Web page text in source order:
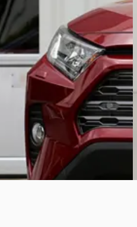
mnd
km · Hybride · Automaat
· HEIJEN 4,4(18)
→